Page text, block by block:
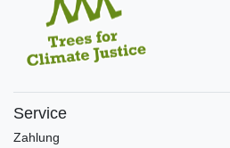
Service
Zahlung